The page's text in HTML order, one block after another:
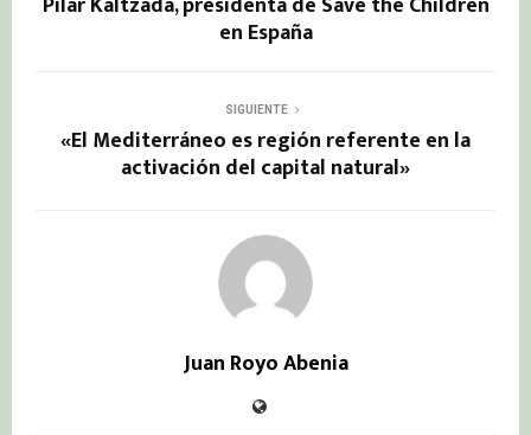
en España
SIGUIENTE
«El Mediterráneo es región referente en la
activación del capital natural»
Juan Royo Abenia